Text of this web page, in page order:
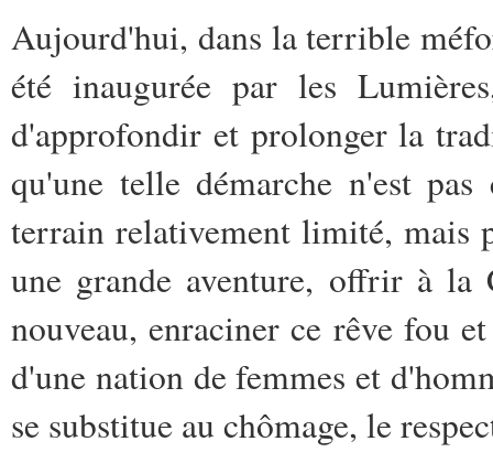
Aujourd'hui, dans la terrible
été inaugurée par les
d'approfondir et prolonger la
qu'une telle démarche n'est
terrain relativement limité, mais
une grande aventure, offrir à la
nouveau, enraciner ce rêve fou
d'une nation de femmes et
se substitue au chômage, le